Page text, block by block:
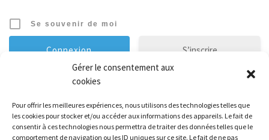
Gérer le consentement aux
cookies
Pour offrir les meilleures expériences, nous utilisons des technologies telles que
les cookies pour stocker et/ou accéder aux informations des appareils. Le fait de
consentir à ces technologies nous permettra de traiter des données telles que le
comportement de navigation ou les ID uniques sur ce site. Le fait de ne pas
Se souvenir de moi
S’inscrire
Mot de passe oublié ?
Évènements à venir